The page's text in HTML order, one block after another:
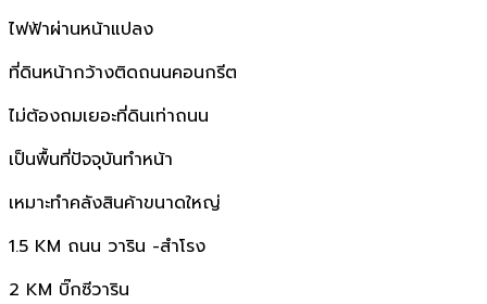
ไฟฟ้าผ่านหน้าแปลง
ที่ดินหน้ากว้างติดถนนคอนกรีต
ไม่ต้องถมเยอะที่ดินเท่าถนน
เป็นพื้นที่ปัจจุบันทำหน้า
เหมาะทำคลังสินค้าขนาดใหญ่
1.5 KM ถนน วาริน -สำโรง
2 KM บิ๊กซีวาริน